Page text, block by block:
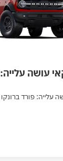
עושה
עלייה: פורד